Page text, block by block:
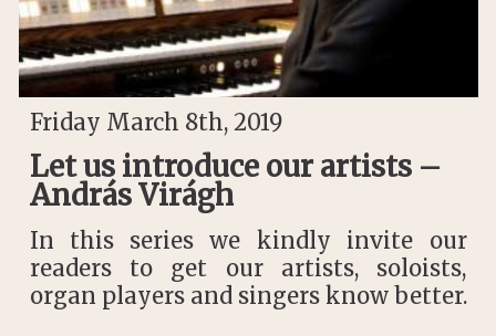
Friday March 8th, 2019
Let us introduce our artists –
András Virágh
In this series we kindly invite our
readers to get our artists, soloists,
organ players and singers know better.